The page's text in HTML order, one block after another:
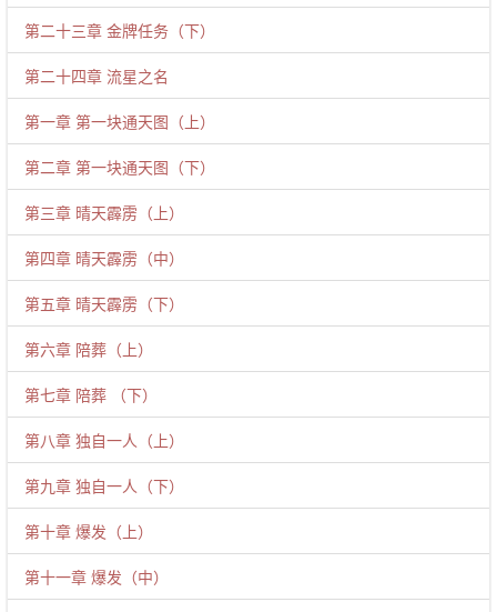
第二十三章 金牌任务（下）
第二十四章 流星之名
第一章 第一块通天图（上）
第二章 第一块通天图（下）
第三章 晴天霹雳（上）
第四章 晴天霹雳（中）
第五章 晴天霹雳（下）
第六章 陪葬（上）
第七章 陪葬 （下）
第八章 独自一人（上）
第九章 独自一人（下）
第十章 爆发（上）
第十一章 爆发（中）